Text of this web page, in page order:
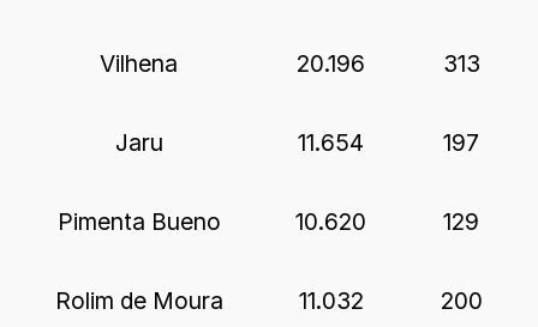
Vilhena 20.196 313
Jaru 11.654 197
Pimenta Bueno 10.620 129
Rolim de Moura 11.032 200